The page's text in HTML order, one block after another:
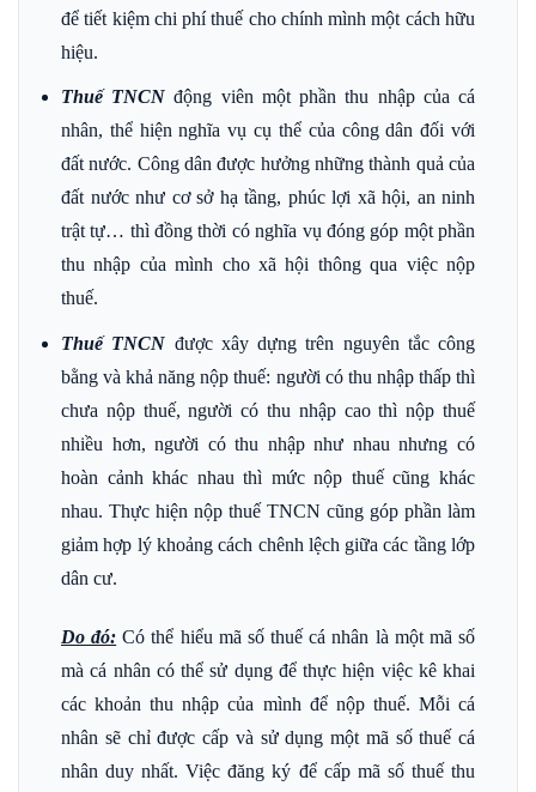
để tiết kiệm chi phí thuế cho chính mình một cách hữu
hiệu.
Thuế TNCN động viên một phần thu nhập của cá
nhân, thể hiện nghĩa vụ cụ thể của công dân đối với
đất nước. Công dân được hưởng những thành quả của
đất nước như cơ sở hạ tầng, phúc lợi xã hội, an ninh
trật tự… thì đồng thời có nghĩa vụ đóng góp một phần
thu nhập của mình cho xã hội thông qua việc nộp
thuế.
Thuế TNCN được xây dựng trên nguyên tắc công
bằng và khả năng nộp thuế: người có thu nhập thấp thì
chưa nộp thuế, người có thu nhập cao thì nộp thuế
nhiều hơn, người có thu nhập như nhau nhưng có
hoàn cảnh khác nhau thì mức nộp thuế cũng khác
nhau. Thực hiện nộp thuế TNCN cũng góp phần làm
giảm hợp lý khoảng cách chênh lệch giữa các tầng lớp
dân cư.
Do đó: Có thể hiểu mã số thuế cá nhân là một mã số
mà cá nhân có thể sử dụng để thực hiện việc kê khai
các khoản thu nhập của mình để nộp thuế. Mỗi cá
nhân sẽ chỉ được cấp và sử dụng một mã số thuế cá
nhân duy nhất. Việc đăng ký để cấp mã số thuế thu